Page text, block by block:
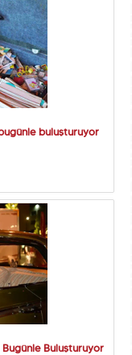
buluşturuyor
Buluşturuyor